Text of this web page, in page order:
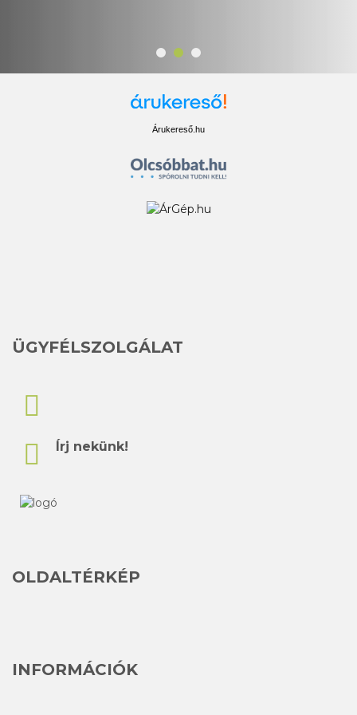
Árukereső.hu
ÜGYFÉLSZOLGÁLAT
Írj nekünk!
OLDALTÉRKÉP
INFORMÁCIÓK